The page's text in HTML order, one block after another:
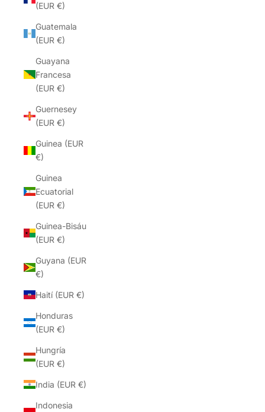
(EUR €)
Guatemala
(EUR €)
Guayana
Francesa
(EUR €)
Guernesey
(EUR €)
Guinea (EUR
€)
Guinea
Ecuatorial
(EUR €)
Guinea-Bisáu
(EUR €)
Guyana (EUR
€)
Haití (EUR €)
Honduras
(EUR €)
Hungría
(EUR €)
India (EUR €)
Indonesia